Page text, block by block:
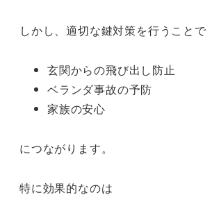
しかし、適切な鍵対策を行うことで
玄関からの飛び出し防止
ベランダ事故の予防
家族の安心
につながります。
特に効果的なのは